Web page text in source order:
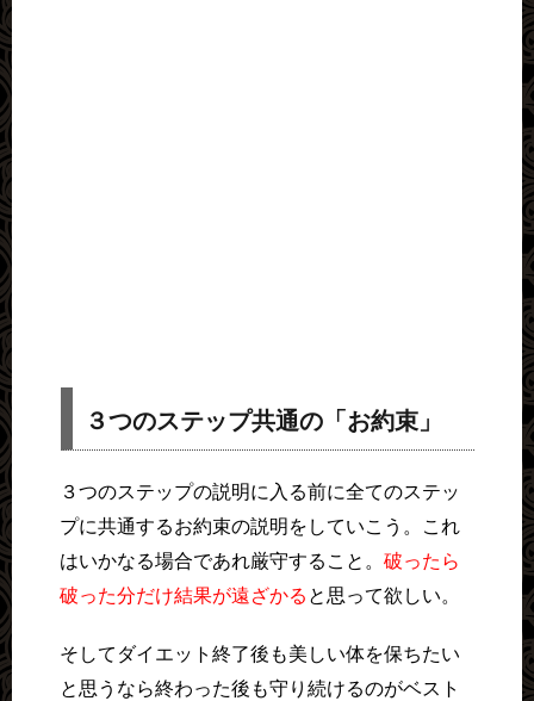
３つのステップ共通の「お約束」
３つのステップの説明に入る前に全てのステッ
プに共通するお約束の説明をしていこう。これ
はいかなる場合であれ厳守すること。 破ったら
破った分だけ結果が遠ざかる と思って欲しい。
そしてダイエット終了後も美しい体を保ちたい
と思うなら終わった後も守り続けるのがベスト